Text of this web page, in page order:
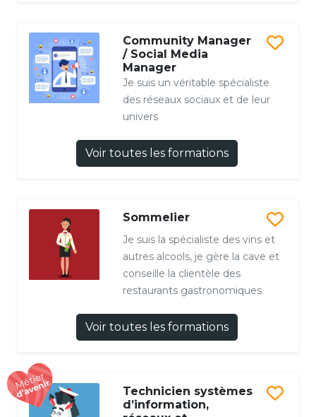
Community Manager
/ Social Media
Manager
Je suis un véritable spécialiste
des réseaux sociaux et de leur
univers
Voir toutes les formations
Sommelier
Je suis la spécialiste des vins et
autres alcools, je gère la cave et
conseille la clientèle des
restaurants gastronomiques
Voir toutes les formations
Technicien systèmes
d’information,